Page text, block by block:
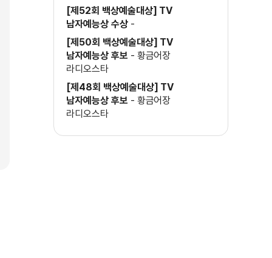
[제52회 백상예술대상] TV
남자예능상 수상-
[제50회 백상예술대상] TV
남자예능상 후보 - 황금어장
라디오스타
[제48회 백상예술대상] TV
남자예능상 후보 - 황금어장
라디오스타